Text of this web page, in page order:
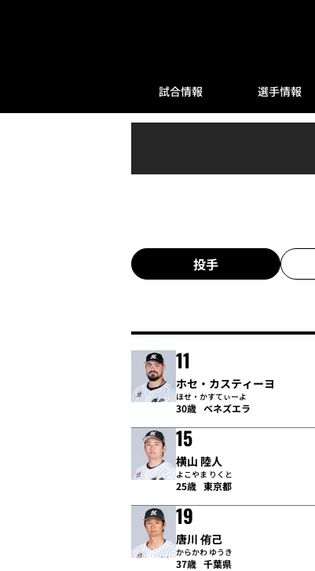
試合情報 選手情報
投手
11
ホセ・カスティーヨ
ほせ・かすてぃーよ
30歳 ベネズエラ
15
横山 陸人
よこやま りくと
25歳 東京都
19
唐川 侑己
からかわ ゆうき
37歳 千葉県